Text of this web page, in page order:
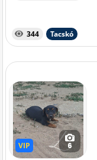
344 Tacskó
VIP
VIP 6